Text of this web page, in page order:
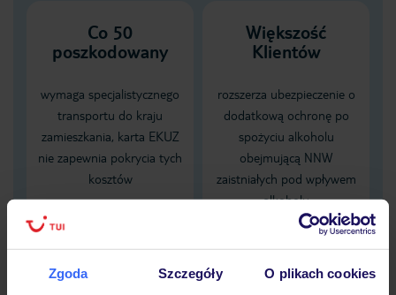
Zgoda Szczegóły O plikach cookies
Co 50
poszkodowany
wymaga specjalistycznego
transportu do kraju
zamieszkania, karta EKUZ
nie zapewnia pokrycia tych
kosztów
Większość
Klientów
rozszerza ubezpieczenie o
dodatkową ochronę po
spożyciu alkoholu
obejmującą NNW
zaistniałych pod wpływem
alkoholu